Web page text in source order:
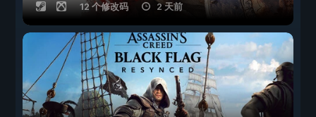
12 个修改码 2 天前